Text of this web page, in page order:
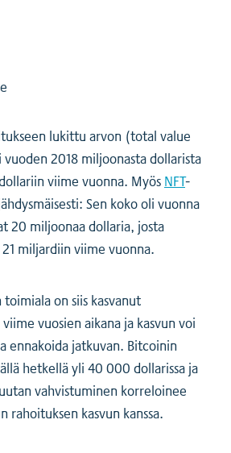
lukittu arvon (total value
vuoden 2018 miljoonasta dollarista
viime vuonna. MyösNFT-
Sen koko oli vuonna
20 miljoonaa dollaria, josta
miljardiin viime vuonna.
toimiala on siis kasvanut
vuosien aikana ja kasvun voi
ennakoida jatkuvan. Bitcoinin
hetkellä yli 40 000 dollarissa ja
vahvistuminen korreloinee
rahoituksen kasvun kanssa.